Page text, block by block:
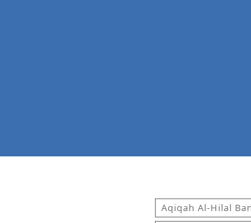
Aqiqah Al-Hilal